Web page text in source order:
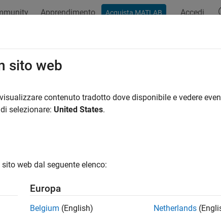
Apprendimento Acquista MATLAB Accedi
sito web
contenuto tradotto dove disponibile e vedere
selezionare: United States.
web dal seguente elenco:
Europa
Belgium (English)
Netherlands